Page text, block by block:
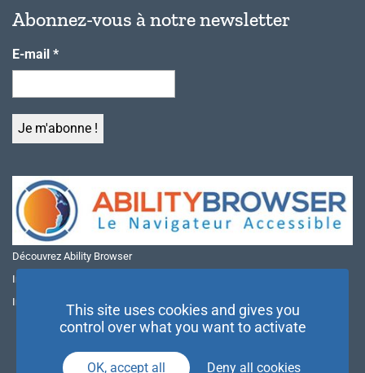
Abonnez-vous à notre newsletter
E-mail *
Découvrez Ability Browser
Installer Ability Browser sur Windows
Installer Ability Browser sur Mac
This site uses cookies and gives you
control over what you want to activate
OK, accept all Deny all cookies